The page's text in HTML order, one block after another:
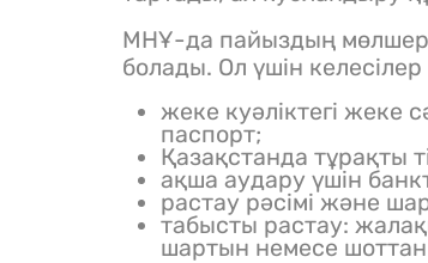
МНҰ-да пайыздың
болады. Ол үшін
жеке куәліктегі жеке
паспорт;
Қазақстанда тұрақты
ақша аудару үшін
растау рәсімі және
табысты растау:
шартын немесе шоттан